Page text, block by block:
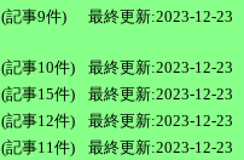
(記事9件) 最終更新:2023-12-23
(記事10件)
最終更新:2023-12-23
(記事15件)
最終更新:2023-12-23
(記事12件)
最終更新:2023-12-23
(記事11件)
最終更新:2023-12-23